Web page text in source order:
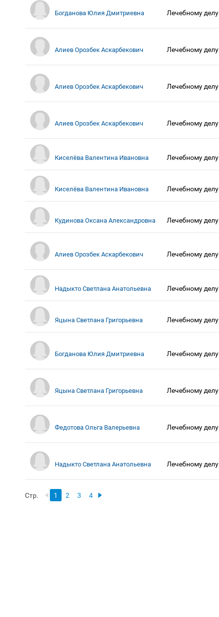
Богданова Юлия Дмитриевна Лечебному делу
Алиев Орозбек Аскарбекович Лечебному делу
Алиев Орозбек Аскарбекович Лечебному делу
Алиев Орозбек Аскарбекович Лечебному делу
Киселёва Валентина Ивановна Лечебному делу
Киселёва Валентина Ивановна Лечебному делу
Кудинова Оксана Александровна Лечебному делу
Алиев Орозбек Аскарбекович Лечебному делу
Надыкто Светлана Анатольевна Лечебному делу
Яцына Светлана Григорьевна Лечебному делу
Богданова Юлия Дмитриевна Лечебному делу
Яцына Светлана Григорьевна Лечебному делу
Федотова Ольга Валерьевна Лечебному делу
Надыкто Светлана Анатольевна Лечебному делу
Стр. 1 2 3 4